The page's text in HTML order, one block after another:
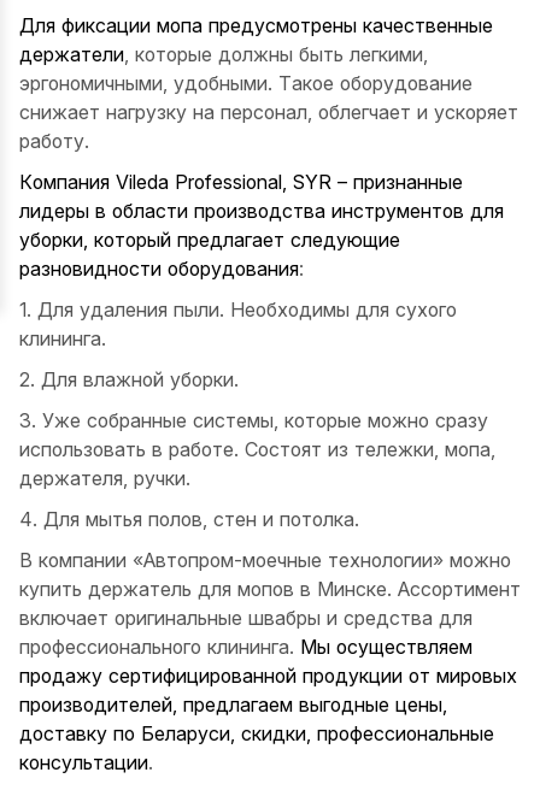
Для фиксации мопа предусмотрены качественные
держатели, которые должны быть легкими,
эргономичными, удобными. Такое оборудование
снижает нагрузку на персонал, облегчает и ускоряет
работу.
Компания Vileda Professional, SYR – признанные
лидеры в области производства инструментов для
уборки, который предлагает следующие
разновидности оборудования:
1. Для удаления пыли. Необходимы для сухого
клининга.
2. Для влажной уборки.
3. Уже собранные системы, которые можно сразу
использовать в работе. Состоят из тележки, мопа,
держателя, ручки.
4. Для мытья полов, стен и потолка.
В компании «Автопром-моечные технологии» можно
купить держатель для мопов в Минске. Ассортимент
включает оригинальные швабры и средства для
профессионального клининга. Мы осуществляем
продажу сертифицированной продукции от мировых
производителей, предлагаем выгодные цены,
доставку по Беларуси, скидки, профессиональные
консультации.